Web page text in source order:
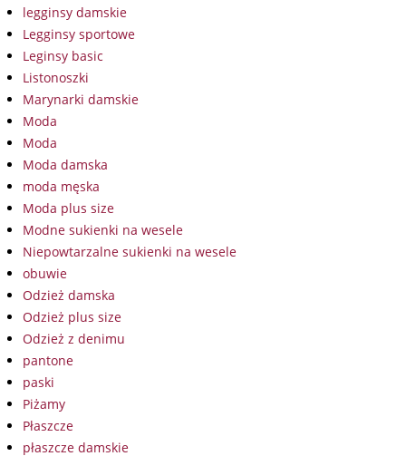
legginsy damskie
Legginsy sportowe
Leginsy basic
Listonoszki
Marynarki damskie
Moda
Moda
Moda damska
moda męska
Moda plus size
Modne sukienki na wesele
Niepowtarzalne sukienki na wesele
obuwie
Odzież damska
Odzież plus size
Odzież z denimu
pantone
paski
Piżamy
Płaszcze
płaszcze damskie